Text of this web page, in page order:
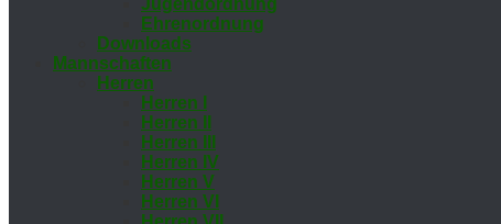
Ju­gend­ord­nung
Eh­ren­ord­nung
Down­loads
Mann­schaf­ten
Her­ren
Her­ren I
Her­ren II
Her­ren III
Her­ren IV
Her­ren V
Her­ren VI